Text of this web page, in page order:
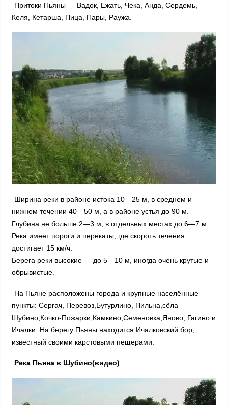
Притоки Пьяны — Вадок, Ежать, Чека, Анда, Сердемь,
Келя, Кетарша, Пица, Пары, Раужа.
Ширина реки в районе истока 10—25 м, в среднем и
нижнем течении 40—50 м, а в районе устья до 90 м.
Глубина не больше 2—3 м, в отдельных местах до 6—7 м.
Река имеет пороги и перекаты, где скороть течения
достигает 15 км/ч.
Берега реки высокие — до 5—10 м, иногда очень крутые и
обрывистые.
На Пьяне расположены города и крупные населённые
пункты: Сергач, Перевоз,Бутурлино, Пильна,сёла
Шубино,Кочко-Пожарки,Камкино,Семеновка,Яново, Гагино и
Ичалки. На берегу Пьяны находится Ичалковский бор,
известный своими карстовыми пещерами.
Река Пьяна в Шубино(видео)